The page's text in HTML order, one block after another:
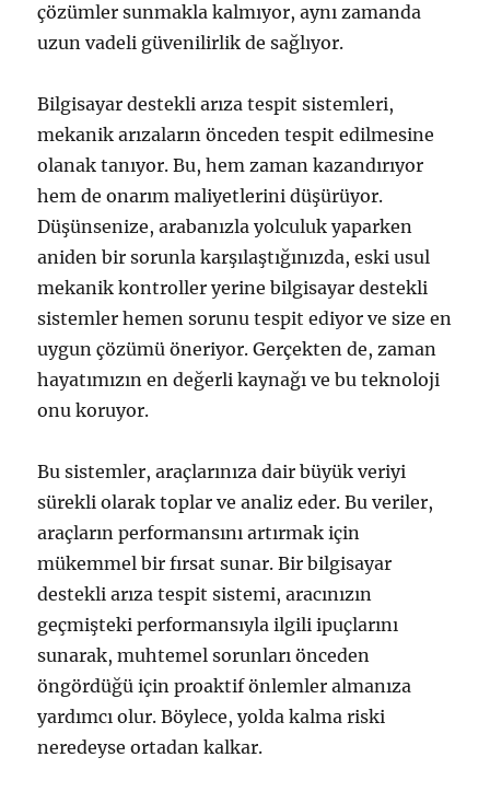
çözümler sunmakla kalmıyor, aynı zamanda
uzun vadeli güvenilirlik de sağlıyor.
Bilgisayar destekli arıza tespit sistemleri,
mekanik arızaların önceden tespit edilmesine
olanak tanıyor. Bu, hem zaman kazandırıyor
hem de onarım maliyetlerini düşürüyor.
Düşünsenize, arabanızla yolculuk yaparken
aniden bir sorunla karşılaştığınızda, eski usul
mekanik kontroller yerine bilgisayar destekli
sistemler hemen sorunu tespit ediyor ve size en
uygun çözümü öneriyor. Gerçekten de, zaman
hayatımızın en değerli kaynağı ve bu teknoloji
onu koruyor.
Bu sistemler, araçlarınıza dair büyük veriyi
sürekli olarak toplar ve analiz eder. Bu veriler,
araçların performansını artırmak için
mükemmel bir fırsat sunar. Bir bilgisayar
destekli arıza tespit sistemi, aracınızın
geçmişteki performansıyla ilgili ipuçlarını
sunarak, muhtemel sorunları önceden
öngördüğü için proaktif önlemler almanıza
yardımcı olur. Böylece, yolda kalma riski
neredeyse ortadan kalkar.